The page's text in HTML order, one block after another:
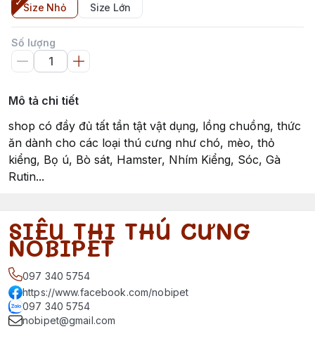
Size Nhỏ
Size Lớn
Số lượng
Mô tả chi tiết
shop có đầy đủ tất tần tật vật dụng, lồng chuồng, thức
ăn dành cho các loại thú cưng như chó, mèo, thỏ
kiểng, Bọ ú, Bò sát, Hamster, Nhím Kiểng, Sóc, Gà
Rutin...
SIÊU THỊ THÚ CƯNG
NOBIPET
097 340 5754
https://www.facebook.com/nobipet
097 340 5754
nobipet@gmail.com